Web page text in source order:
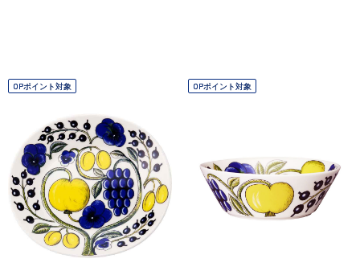
OPポイント対象 OPポイント対象